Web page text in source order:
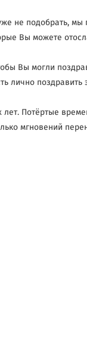
не подобрать,
Вы можете
Вы могли
лично
Потёртые
мгновений